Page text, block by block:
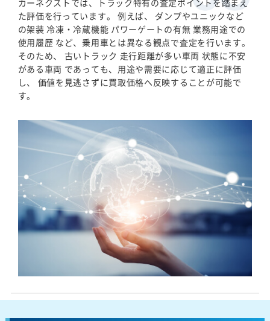
た評価を行っています。 例えば、 ダンプやユニックなど
の架装 冷凍・冷蔵機能 パワーゲートの有無 業務用途での
使用履歴 など、乗用車とは異なる観点で査定を行います。
そのため、 古いトラック 走行距離が多い車両 状態に不安
がある車両 であっても、用途や需要に応じて適正に評価
し、 価値を見逃さずに買取価格へ反映することが可能で
す。